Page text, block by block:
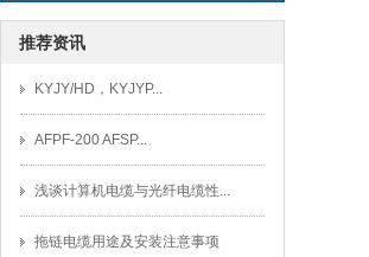
推荐资讯
KYJY/HD，KYJYP...
AFPF-200 AFSP...
浅谈计算机电缆与光纤电缆性...
拖链电缆用途及安装注意事项